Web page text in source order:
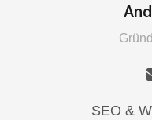
SEO &